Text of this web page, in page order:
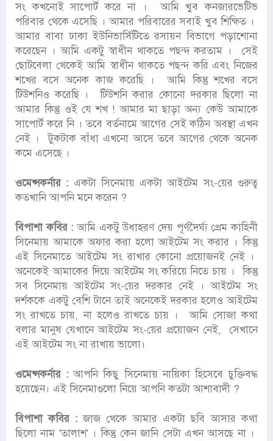
সং কখনোই সাপোর্ট করে না । আমি খুব কনজারভেটিভ
পরিবার থেকে এসেছি । আমার পরিবারের সবাই খুব শিক্ষিত ।
আমার বাবা ঢাকা ইউনিভার্সিটিতে রসায়ন বিভাগে পড়াশোনা
করেছেন । আমি একটু স্বাধীন থাকতে পছন্দ করতাম । সেই
ছোটবেলা থেকেই আমি স্বাধীন থাকতে পছন্দ করি এবং নিজের
শখের বসে অনেক কাজ করেছি । আমি কিন্তু শখের বসে
টিউশনিও করেছি । টিউশনি করার কোনো দরকার ছিলো না
আমার কিন্তু ওই যে শখ ! আমার মা ছাড়া অন্য কেউ আমাকে
সাপোর্ট করে নি । তবে বর্তনামে আগের সেই কঠিন অবস্থা এখন
নেই । টুকটাক বাঁধা এখনো আসে তবে আগের থেকে অনেক
কমে এসেছে ।
ওমেন্সকর্নার : একটা সিনেমায় একটা আইটেম সং-য়ের গুরুত্ব
কতখানি আপনি মনে করেন ?
বিপাশা কবির :আমি একটু উধাহরণ দেয় পূর্ণদৈর্ঘ্য প্রেম কাহিনী
সিনেমায় আমাকে অফার করা হলো আইটেম সং করার । কিন্তু
এই সিনেমাতে আইটেম সং রাখার কোনো প্রয়োজনই নেই ।
অনেকেই আমাকের দিয়ে আইটেম সং করিয়ে নিতে চায় । কিন্তু
সব সিনেমায় আইটেম সং-য়ের দরকার নেই । আইটেম সং
দর্শককে একটু বেশি টানে তাই অনেকেই দরকার হলেও আইটেম
সং রাখতে চায়, না হলেও রাখতে চায় । আমি সোজা কথা
বলার মানুষ যেখানে আইটেম সং-য়ের প্রয়োজন নেই, সেখানে
এই আইটেম সং না রাখায় ভালো।
ওমেন্সকর্নার : আপনি কিছু সিনেমায় নায়িকা হিসেবে চুক্তিবদ্ধ
হয়েছেন। এই সিনেমাগুলো নিয়ে আপনি কতটা আশাবাদী ?
বিপাশা কবির : জাজ থেকে আমার একটা ছবি আসার কথা
ছিলো নাম 'তালাশ' । কিন্তু কেন জানি সেটা এখন আসছে না ।